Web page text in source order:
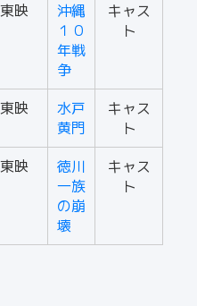
東映
沖縄
１０
年戦
争
キャス
ト
東映
水戸
黄門
キャス
ト
東映
徳川
一族
の崩
壊
キャス
ト